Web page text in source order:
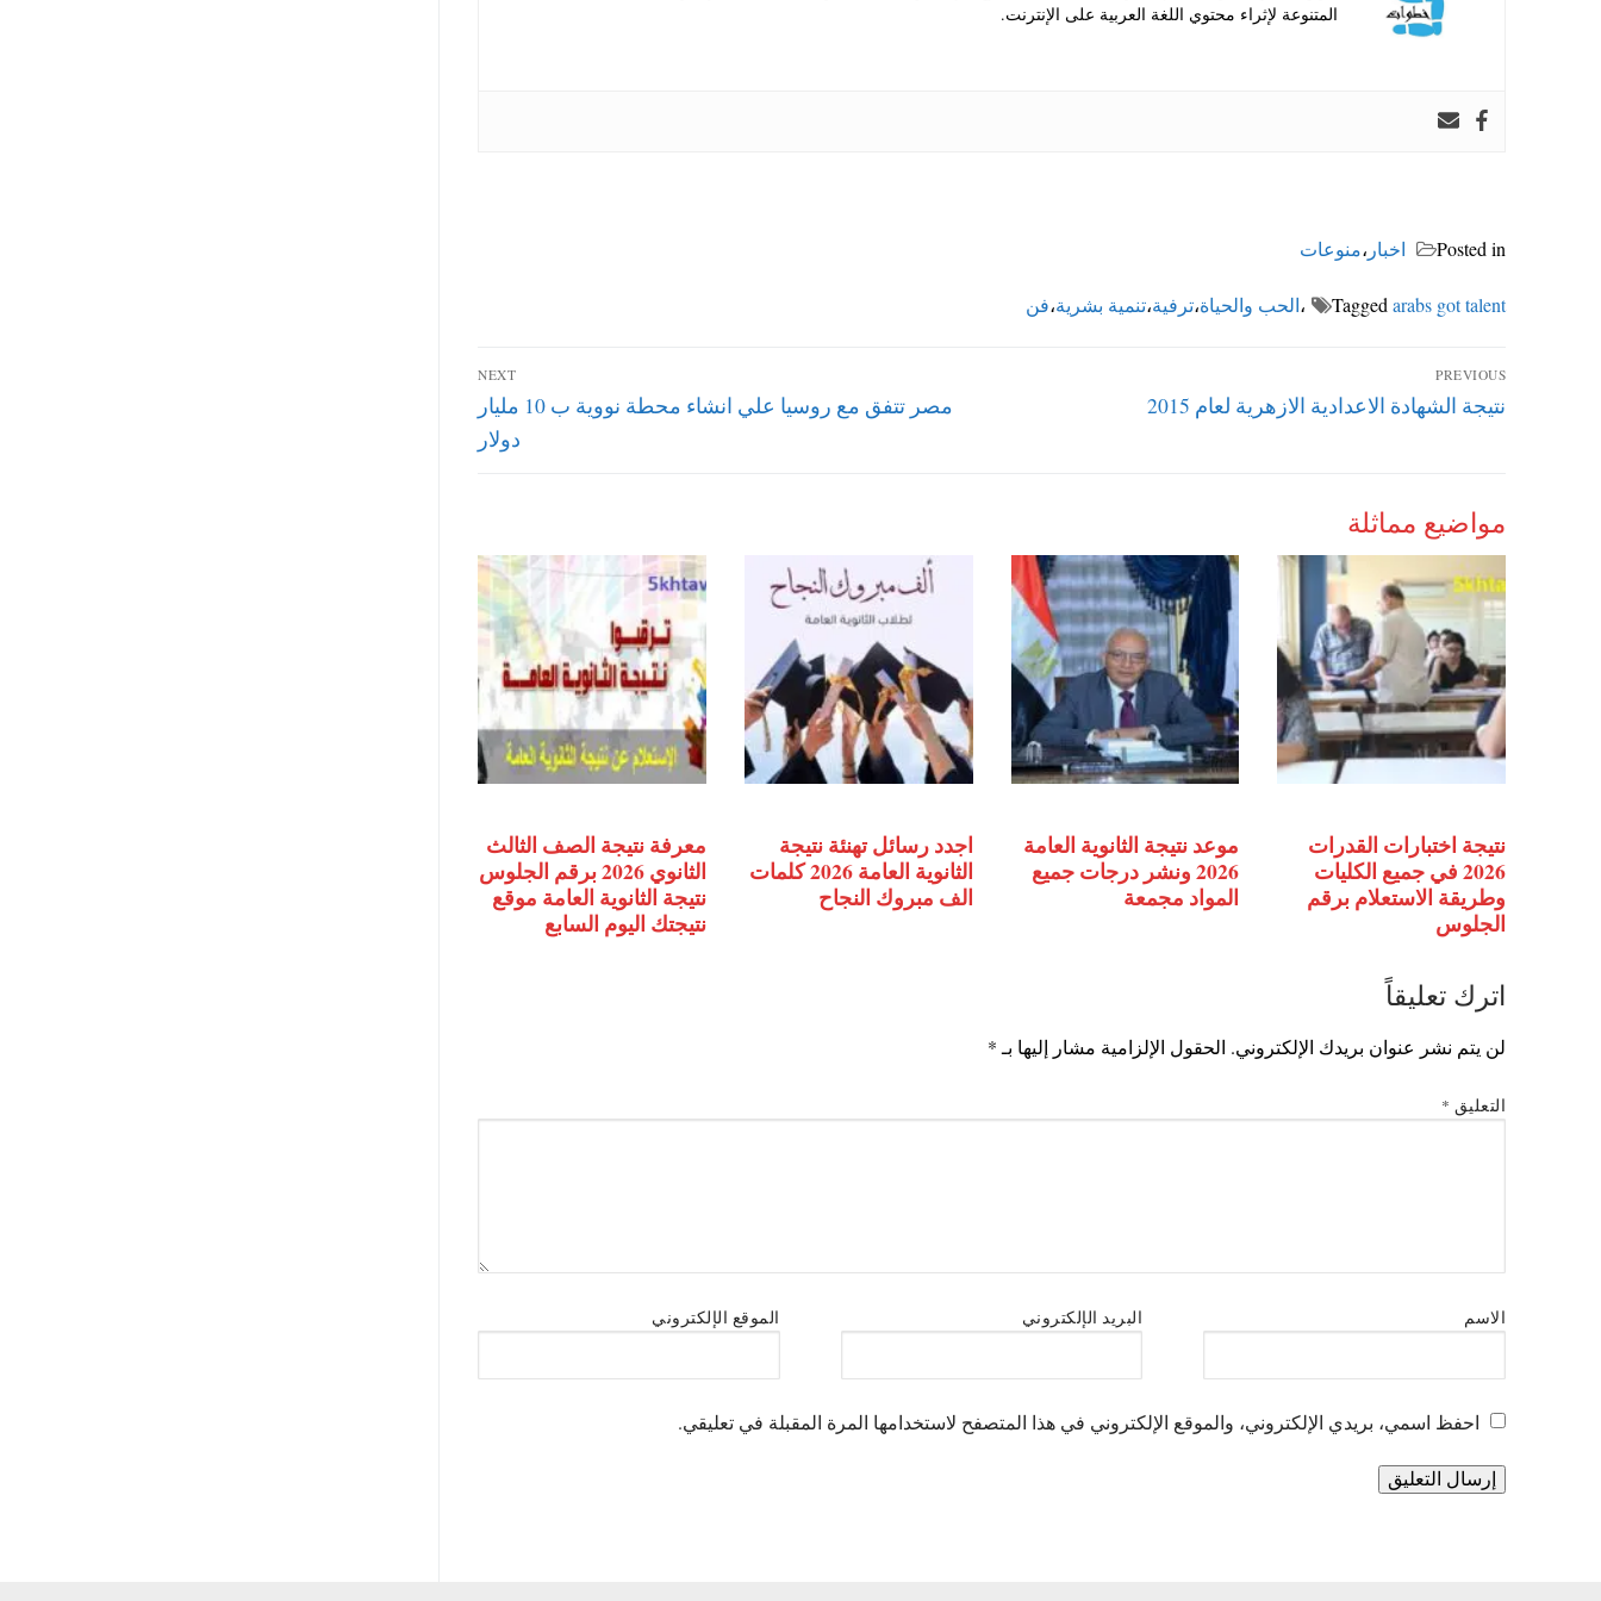
المتنوعة لإثراء محتوي اللغة العربية على الإنترنت.
Posted in اخبار ،منوعات
Taggedarabs got talent ،الحب والحياة،ترفية،تنمية بشرية،فن
تصفّح
المقالات
PREVIOUS
Previous
نتيجة الشهادة الاعدادية الازهرية لعام 2015
NEXT
Next
مصر تتفق مع روسيا علي انشاء محطة نووية ب 10 مليار
دولار
مواضيع مماثلة
نتيجة اختبارات القدرات
2026 في جميع الكليات
وطريقة الاستعلام برقم
الجلوس
موعد نتيجة الثانوية العامة
2026 ونشر درجات جميع
المواد مجمعة
اجدد رسائل تهنئة نتيجة
الثانوية العامة 2026 كلمات
الف مبروك النجاح
معرفة نتيجة الصف الثالث
الثانوي 2026 برقم الجلوس
نتيجة الثانوية العامة موقع
نتيجتك اليوم السابع
اترك تعليقاً
لن يتم نشر عنوان بريدك الإلكتروني. الحقول الإلزامية مشار إليها بـ*
التعليق *
الاسم البريد الإلكتروني الموقع الإلكتروني
احفظ اسمي، بريدي الإلكتروني، والموقع الإلكتروني في هذا المتصفح لاستخدامها المرة المقبلة في تعليقي.